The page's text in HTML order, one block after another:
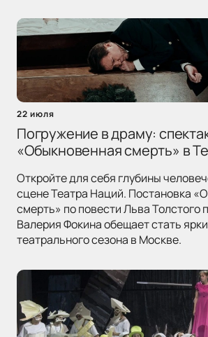
22 июля
Погружение в драму:
«Обыкновенная смерть» в
Откройте для себя глубины
сцене Театра Наций. Постановка
смерть» по повести Льва Толстого
Валерия Фокина обещает стать
театрального сезона в Москве.